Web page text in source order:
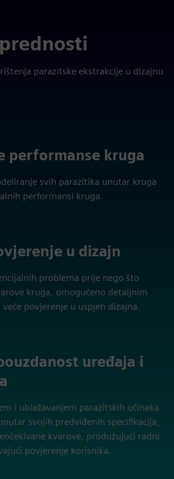
parazitske ekstrakcije u dizajnu
performanse kruga
svih parazitika unutar kruga
performansi kruga.
u dizajn
problema prije nego što
kruga, omogućeno detaljnim
povjerenje u uspjeh dizajna.
uređaja i
i ublažavanjem parazitskih učinaka
svojih predviđenih specifikacija,
kvarove, produžujući radni
povjerenje korisnika.